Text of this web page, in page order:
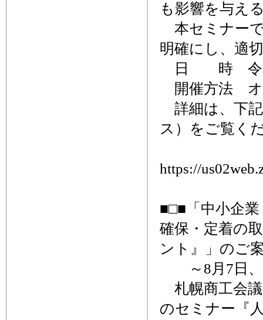
も影響を与え
本セミナー
明確にし、適
日 時 令和6
開催方法 オ
詳細は、下
ス）をご覧く
https://
■□■「中小企
確保・定着の
ント』」のご
～8月7日、
札幌商工会議
のセミナー『